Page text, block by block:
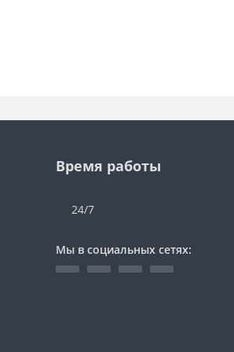
Время работы
24/7
Мы в социальных сетях: